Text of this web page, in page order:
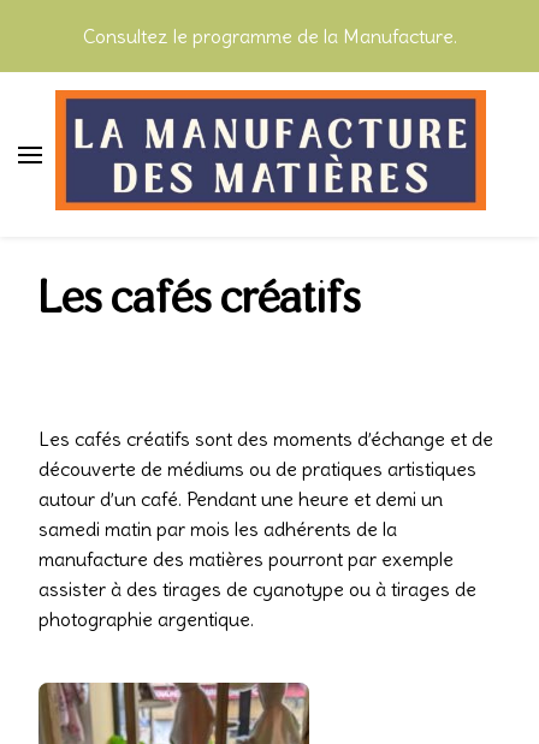
Consultez le programme de la Manufacture.
Les cafés créatifs
Les cafés créatifs sont des moments d’échange et de
découverte de médiums ou de pratiques artistiques
autour d’un café. Pendant une heure et demi un
samedi matin par mois les adhérents de la
manufacture des matières pourront par exemple
assister à des tirages de cyanotype ou à tirages de
photographie argentique.